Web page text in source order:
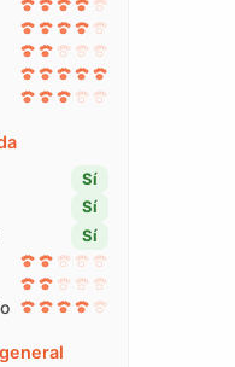
Sí
Sí
Sí